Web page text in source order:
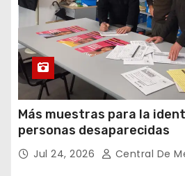
Más muestras para la
personas desaparecidas
Jul 24, 2026 Central De